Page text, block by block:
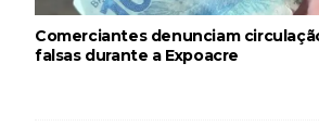
Comerciantes denunciam
falsas durante a Expoacre